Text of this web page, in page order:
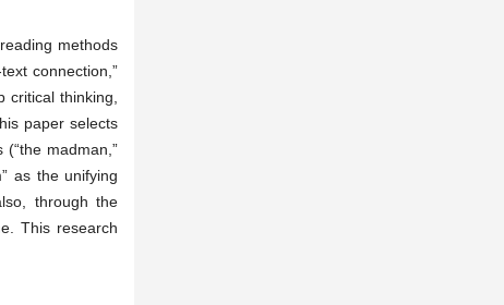
methods
connection,”
thinking,
paper selects
madman,”
as the unifying
through the
This research